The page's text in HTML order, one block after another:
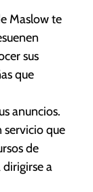
Maslow te
sus
que
anuncios.
servicio que
de
a